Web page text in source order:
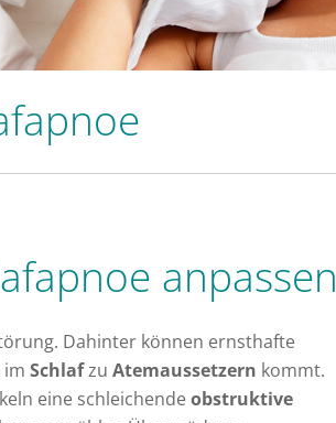
anpassen
Dahinter können ernsthafte
im Schlafzu Atemaussetzern kommt.
eine schleichende obstruktive